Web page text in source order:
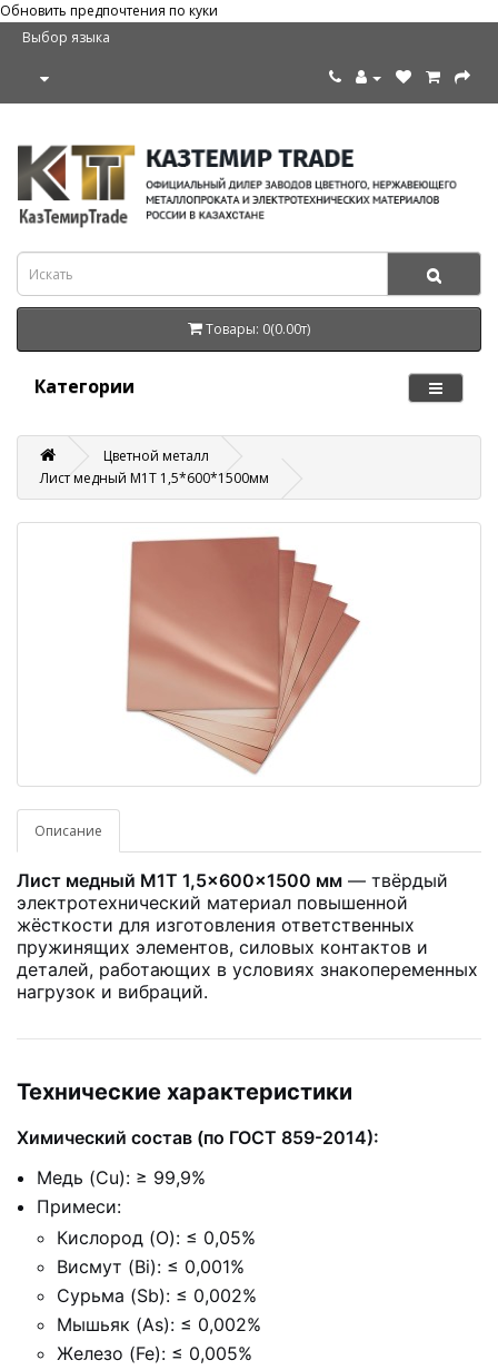
Обновить предпочтения по куки
Выбор языка
Товары: 0(0.00т)
Категории
Цветной металл
Лист медный М1Т 1,5*600*1500мм
Описание
Лист медный М1Т 1,5×600×1500 мм — твёрдый
электротехнический материал повышенной
жёсткости для изготовления ответственных
пружинящих элементов, силовых контактов и
деталей, работающих в условиях знакопеременных
нагрузок и вибраций.
Технические характеристики
Химический состав (по ГОСТ 859-2014):
Медь (Cu): ≥ 99,9%
Примеси:
Кислород (O): ≤ 0,05%
Висмут (Bi): ≤ 0,001%
Сурьма (Sb): ≤ 0,002%
Мышьяк (As): ≤ 0,002%
Железо (Fe): ≤ 0,005%